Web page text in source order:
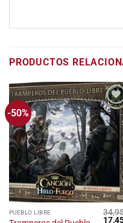
PRODUCTOS
-50%
Añadir
a la
lista
de
deseos
PUEBLO LIBRE
El